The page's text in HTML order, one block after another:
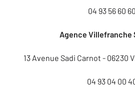
04 93 56 60 60
Agence Villefranche
13 Avenue Sadi Carnot - 06230
04 93 04 00